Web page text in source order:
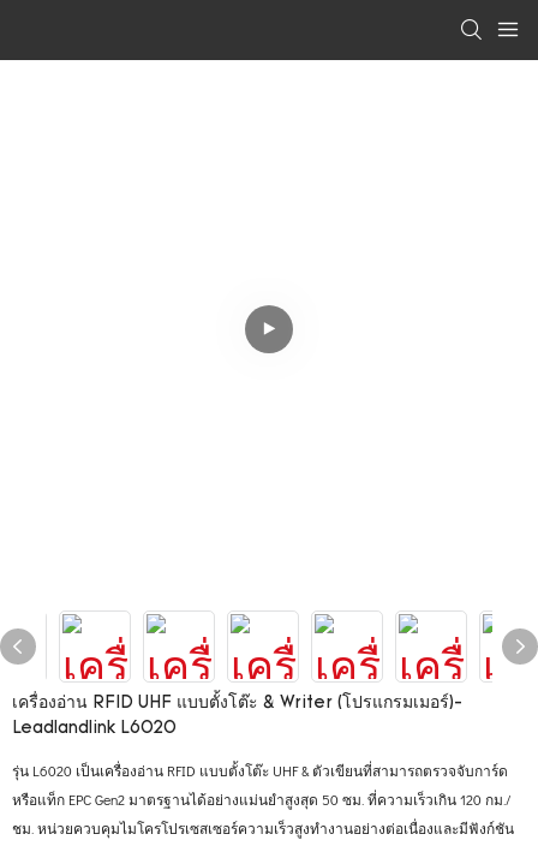
เครื่องอ่าน RFID UHF แบบตั้งโต๊ะ & Writer (โปรแกรมเมอร์)-
Leadlandlink L6020
รุ่น L6020 เป็นเครื่องอ่าน RFID แบบตั้งโต๊ะ UHF & ตัวเขียนที่สามารถตรวจจับการ์ด
หรือแท็ก EPC Gen2 มาตรฐานได้อย่างแม่นยำสูงสุด 50 ซม. ที่ความเร็วเกิน 120 กม./
ชม. หน่วยควบคุมไมโครโปรเซสเซอร์ความเร็วสูงทำงานอย่างต่อเนื่องและมีฟังก์ชัน